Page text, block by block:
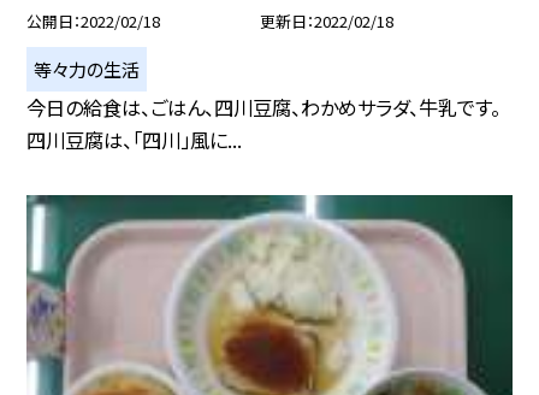
公開日 2022/02/18 更新日 2022/02/18
等々力の生活
今日の給食は、ごはん、四川豆腐、わかめサラダ、牛乳です。
四川豆腐は、「四川」風に...